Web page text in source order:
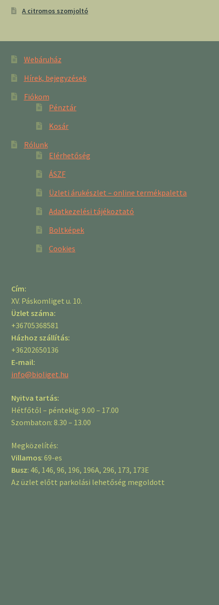
A citromos szomjoltó
Webáruház
Hírek, bejegyzések
Fiókom
Pénztár
Kosár
Rólunk
Elérhetőség
ÁSZF
Üzleti árukészlet – online termékpaletta
Adatkezelési tájékoztató
Boltképek
Cookies
Cím:
XV. Páskomliget u. 10.
Üzlet száma:
+36705368581
Házhoz szállítás:
+36202650136
E-mail:
info@bioliget.hu
Nyitva tartás:
Hétfőtől – péntekig: 9.00 – 17.00
Szombaton: 8.30 – 13.00
Megközelítés:
Villamos: 69-es
Busz: 46, 146, 96, 196, 196A, 296, 173, 173E
Az üzlet előtt parkolási lehetőség megoldott